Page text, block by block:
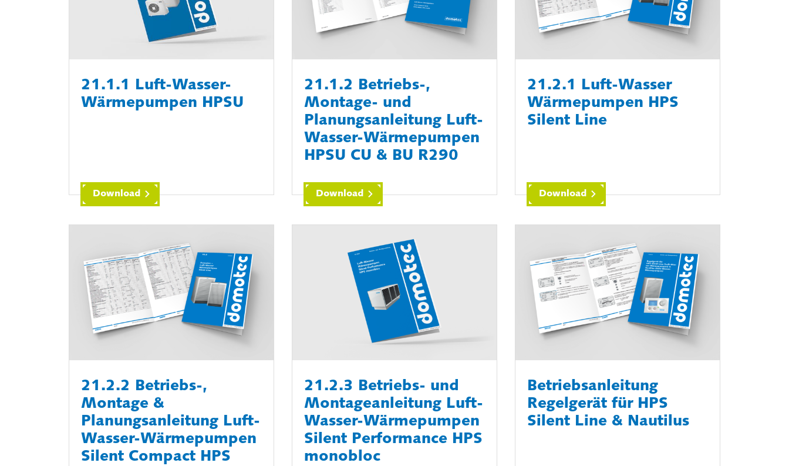
21.1.1 Luft-Wasser-
Wärmepumpen HPSU
Download
21.1.2 Betriebs-,
Montage- und
Planungsanleitung Luft-
Wasser-Wärmepumpen
HPSU CU & BU R290
Download
21.2.1 Luft-Wasser
Wärmepumpen HPS
Silent Line
Download
21.2.2 Betriebs-,
Montage &
Planungsanleitung Luft-
Wasser-Wärmepumpen
Silent Compact HPS
21.2.3 Betriebs- und
Montageanleitung Luft-
Wasser-Wärmepumpen
Silent Performance HPS
monobloc
Betriebsanleitung
Regelgerät für HPS
Silent Line & Nautilus